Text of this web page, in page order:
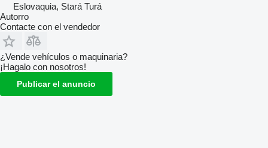
Eslovaquia, Stará Turá
Autorro
Contacte con el vendedor
¿Vende vehículos o maquinaria?
¡Hagalo con nosotros!
Publicar el anuncio